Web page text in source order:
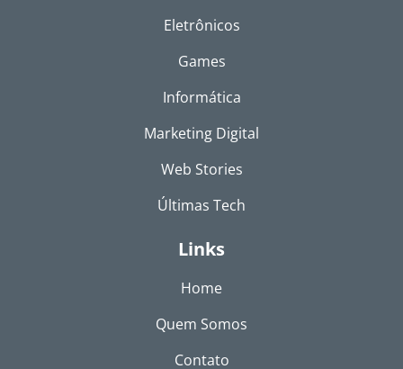
Eletrônicos
Games
Informática
Marketing Digital
Web Stories
Últimas Tech
Links
Home
Quem Somos
Contato